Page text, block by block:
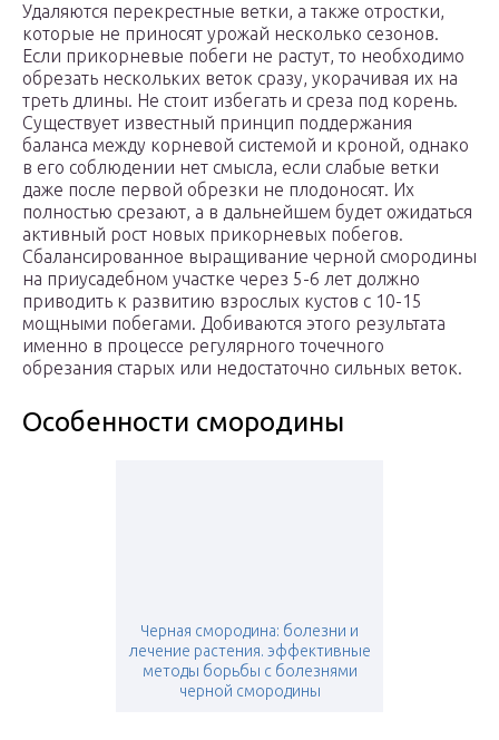
Удаляются перекрестные ветки, а также отростки,
которые не приносят урожай несколько сезонов.
Если прикорневые побеги не растут, то необходимо
обрезать нескольких веток сразу, укорачивая их на
треть длины. Не стоит избегать и среза под корень.
Существует известный принцип поддержания
баланса между корневой системой и кроной, однако
в его соблюдении нет смысла, если слабые ветки
даже после первой обрезки не плодоносят. Их
полностью срезают, а в дальнейшем будет ожидаться
активный рост новых прикорневых побегов.
Сбалансированное выращивание черной смородины
на приусадебном участке через 5-6 лет должно
приводить к развитию взрослых кустов с 10-15
мощными побегами. Добиваются этого результата
именно в процессе регулярного точечного
обрезания старых или недостаточно сильных веток.
Особенности смородины
Черная смородина: болезни и
лечение растения. эффективные
методы борьбы с болезнями
черной смородины